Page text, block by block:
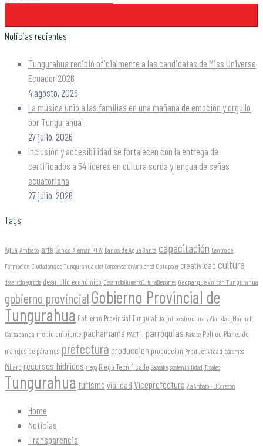
Noticias recientes
Tungurahua recibió oficialmente a las candidatas de Miss Universe
Ecuador 2026
4 agosto, 2026
La música unió a las familias en una mañana de emoción y orgullo
por Tungurahua
27 julio, 2026
Inclusión y accesibilidad se fortalecen con la entrega de
certificados a 54 líderes en cultura sorda y lengua de señas
ecuatoriana
27 julio, 2026
Tags
Agua Ambato arte Banco Alemán KFW Baños de Agua Santa capacitación Centro de
Formación Ciudadana de Tungurahua cfct ConservaciónAmbiental Cotopaxi creatividad cultura
desarrollo agrícola desarrollo económico DesarrolloHumanoCulturaDeportes Geoparque Volcán Tungurahua
gobierno provincial Gobierno Provincial de
Tungurahua Gobierno Provincial Tungurahua Infraestructura y Vialidad Manuel
Caizabanda medio ambiente pachamama PACT II parroquias Patate Pelileo Planes de
manejos de páramos prefectura produccion producción Productividad páramos
Píllaro recursos hídricos riego Riego Tecnificado Salasaka sostenibilidad Tisaleo
Tungurahua turismo vialidad Viceprefectura Vía Ambato - El Corazón
Home
Noticias
Transparencia